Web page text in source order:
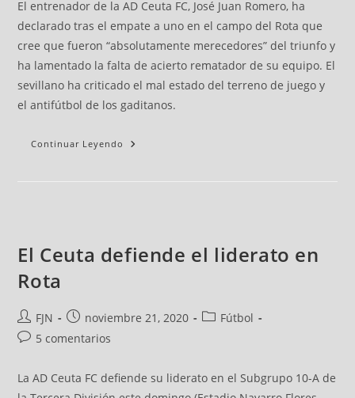
El entrenador de la AD Ceuta FC, José Juan Romero, ha
declarado tras el empate a uno en el campo del Rota que
cree que fueron “absolutamente merecedores” del triunfo y
ha lamentado la falta de acierto rematador de su equipo. El
sevillano ha criticado el mal estado del terreno de juego y
el antifútbol de los gaditanos.
Continuar Leyendo
El Ceuta defiende el liderato en
Rota
FJN noviembre 21, 2020
Fútbol
5 comentarios
La AD Ceuta FC defiende su liderato en el Subgrupo 10-A de